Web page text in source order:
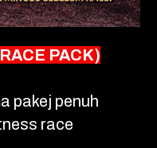
PACK)
pakej penuh
race